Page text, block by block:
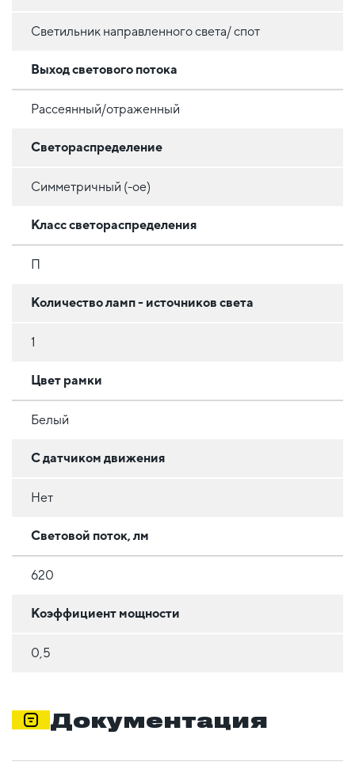
Светильник направленного света/ спот
Выход светового потока
Рассеянный/отраженный
Светораспределение
Симметричный (-ое)
Класс светораспределения
П
Количество ламп - источников света
1
Цвет рамки
Белый
С датчиком движения
Нет
Световой поток, лм
620
Коэффициент мощности
0,5
Документация